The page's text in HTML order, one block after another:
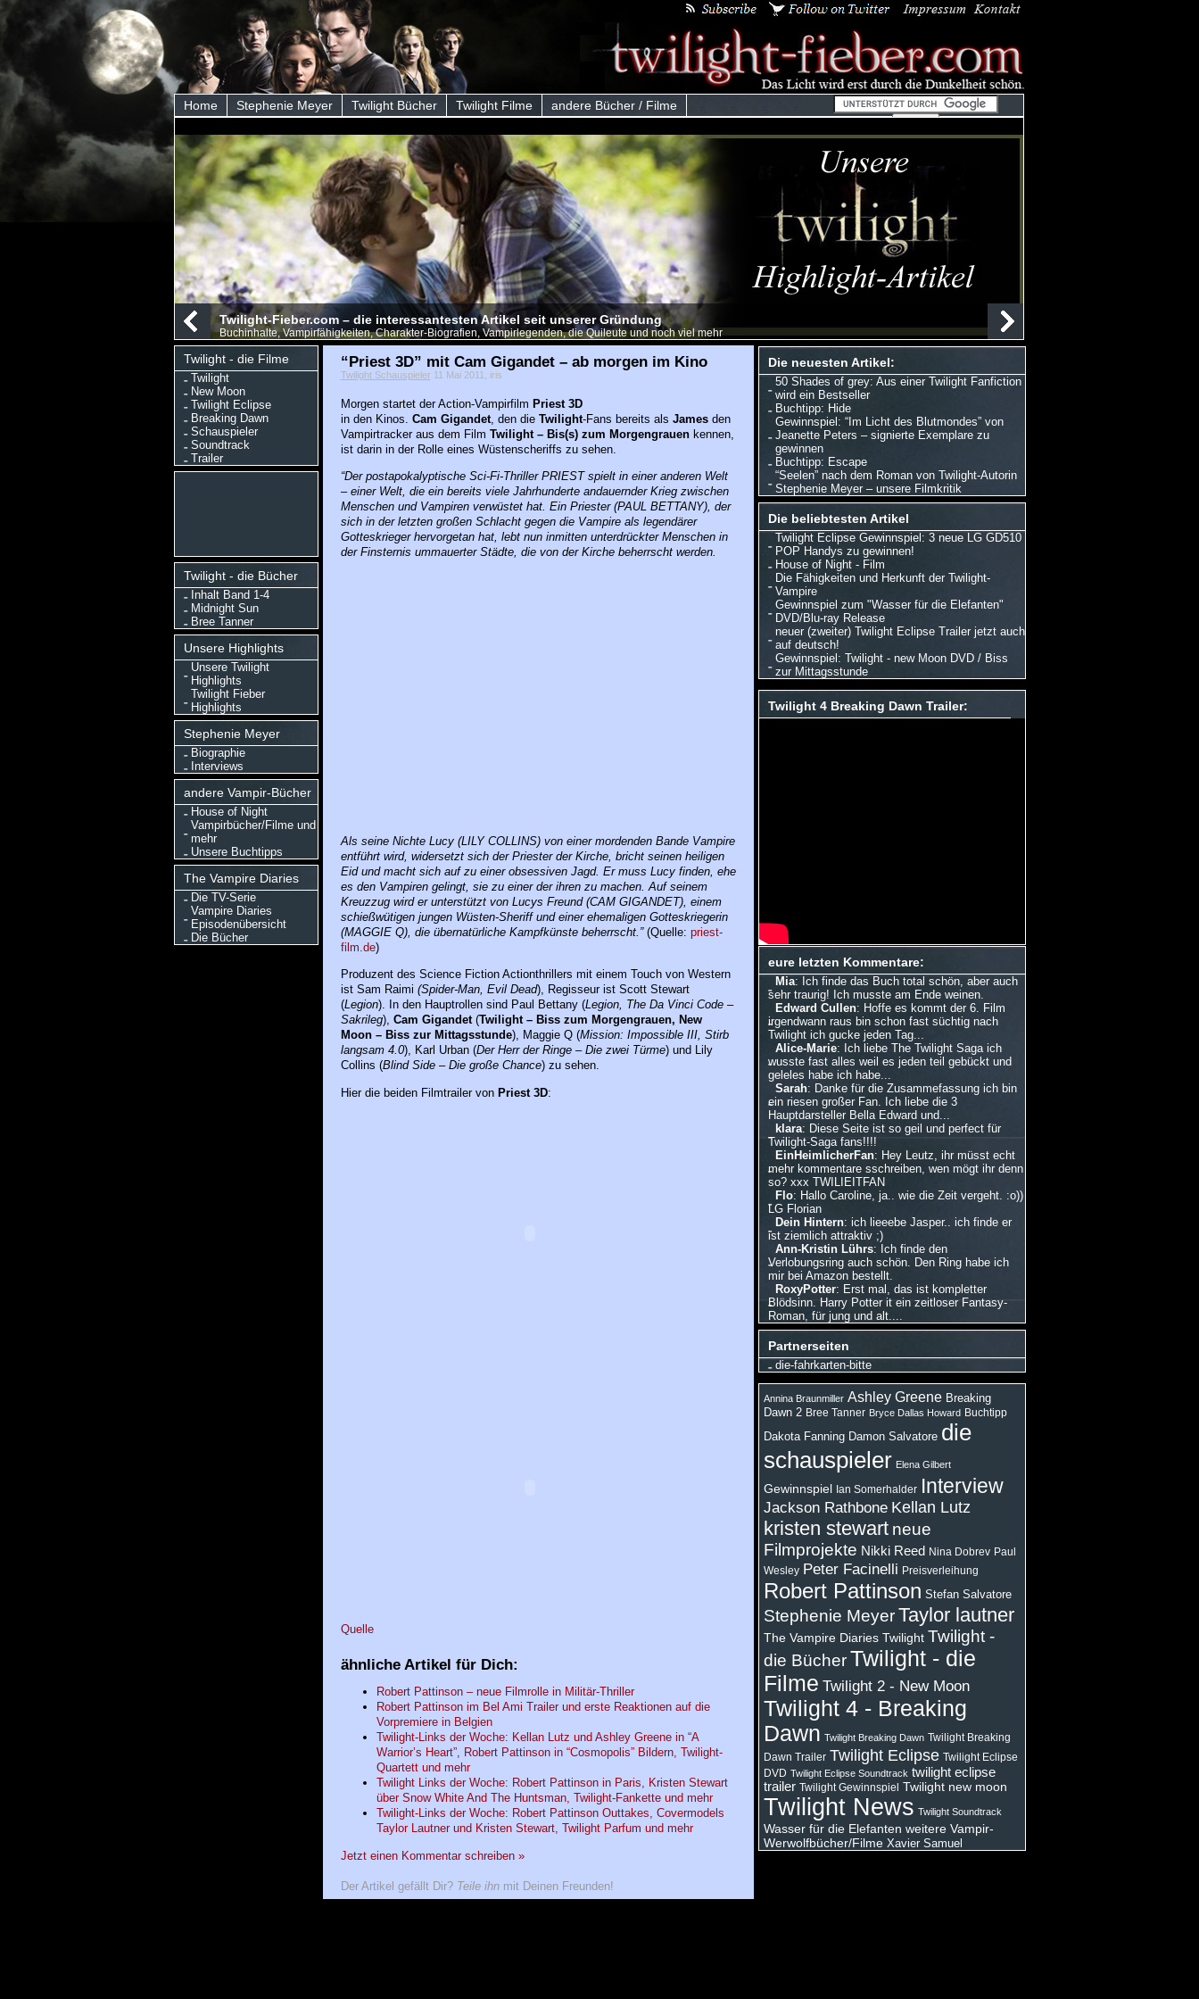
Home Stephenie Meyer Twilight Bücher Twilight Filme andere Bücher / Filme
Twilight-Fieber.com – die interessantesten Artikel seit unserer Gründung
Buchinhalte, Vampirfähigkeiten, Charakter-Biografien, Vampirlegenden, die Quileute und noch viel mehr
Twilight - die Filme
Twilight
New Moon
Twilight Eclipse
Breaking Dawn
Schauspieler
Soundtrack
Trailer
Twilight - die Bücher
Inhalt Band 1-4
Midnight Sun
Bree Tanner
Unsere Highlights
Unsere Twilight
Highlights
Twilight Fieber
Highlights
Stephenie Meyer
Biographie
Interviews
andere Vampir-Bücher
House of Night
Vampirbücher/Filme und
mehr
Unsere Buchtipps
The Vampire Diaries
Die TV-Serie
Vampire Diaries
Episodenübersicht
Die Bücher
“Priest 3D” mit Cam Gigandet – ab morgen im Kino
Twilight Schauspieler11 Mai 2011, iris
Morgen startet der Action-Vampirfilm Priest 3D
in den Kinos. Cam Gigandet, den die Twilight-Fans bereits als James den
Vampirtracker aus dem Film Twilight – Bis(s) zum Morgengrauenkennen,
ist darin in der Rolle eines Wüstenscheriffs zu sehen.
“Der postapokalyptische Sci-Fi-Thriller PRIEST spielt in einer anderen Welt
– einer Welt, die ein bereits viele Jahrhunderte andauernder Krieg zwischen
Menschen und Vampiren verwüstet hat. Ein Priester (PAUL BETTANY), der
sich in der letzten großen Schlacht gegen die Vampire als legendärer
Gotteskrieger hervorgetan hat, lebt nun inmitten unterdrückter Menschen in
der Finsternis ummauerter Städte, die von der Kirche beherrscht werden.
Als seine Nichte Lucy (LILY COLLINS) von einer mordenden Bande Vampire
entführt wird, widersetzt sich der Priester der Kirche, bricht seinen heiligen
Eid und macht sich auf zu einer obsessiven Jagd. Er muss Lucy finden, ehe
es den Vampiren gelingt, sie zu einer der ihren zu machen. Auf seinem
Kreuzzug wird er unterstützt von Lucys Freund (CAM GIGANDET), einem
schießwütigen jungen Wüsten-Sheriff und einer ehemaligen Gotteskriegerin
(MAGGIE Q), die übernatürliche Kampfkünste beherrscht.”(Quelle: priest-
film.de)
Produzent des Science Fiction Actionthrillers mit einem Touch von Western
ist Sam Raimi (Spider-Man, Evil Dead), Regisseur ist Scott Stewart
(Legion). In den Hauptrollen sind Paul Bettany (Legion, The Da Vinci Code –
Sakrileg), Cam Gigandet(Twilight – Biss zum Morgengrauen, New
Moon – Biss zur Mittagsstunde), Maggie Q (Mission: Impossible III, Stirb
langsam 4.0), Karl Urban (Der Herr der Ringe – Die zwei Türme) und Lily
Collins (Blind Side – Die große Chance) zu sehen.
Hier die beiden Filmtrailer von Priest 3D:
Quelle
ähnliche Artikel für Dich:
Robert Pattinson – neue Filmrolle in Militär-Thriller
Robert Pattinson im Bel Ami Trailer und erste Reaktionen auf die
Vorpremiere in Belgien
Twilight-Links der Woche: Kellan Lutz und Ashley Greene in “A
Warrior’s Heart”, Robert Pattinson in “Cosmopolis” Bildern, Twilight-
Quartett und mehr
Twilight Links der Woche: Robert Pattinson in Paris, Kristen Stewart
über Snow White And The Huntsman, Twilight-Fankette und mehr
Twilight-Links der Woche: Robert Pattinson Outtakes, Covermodels
Taylor Lautner und Kristen Stewart, Twilight Parfum und mehr
Jetzt einen Kommentar schreiben »
Der Artikel gefällt Dir? Teile ihnmit Deinen Freunden!
Die neuesten Artikel:
50 Shades of grey: Aus einer Twilight Fanfiction
wird ein Bestseller
Buchtipp: Hide
Gewinnspiel: “Im Licht des Blutmondes” von
Jeanette Peters – signierte Exemplare zu
gewinnen
Buchtipp: Escape
“Seelen” nach dem Roman von Twilight-Autorin
Stephenie Meyer – unsere Filmkritik
Die beliebtesten Artikel
Twilight Eclipse Gewinnspiel: 3 neue LG GD510
POP Handys zu gewinnen!
House of Night - Film
Die Fähigkeiten und Herkunft der Twilight-
Vampire
Gewinnspiel zum "Wasser für die Elefanten"
DVD/Blu-ray Release
neuer (zweiter) Twilight Eclipse Trailer jetzt auch
auf deutsch!
Gewinnspiel: Twilight - new Moon DVD / Biss
zur Mittagsstunde
Twilight 4 Breaking Dawn Trailer:
eure letzten Kommentare:
Mia: Ich finde das Buch total schön, aber auch
sehr traurig! Ich musste am Ende weinen.
Edward Cullen: Hoffe es kommt der 6. Film
irgendwann raus bin schon fast süchtig nach
Twilight ich gucke jeden Tag...
Alice-Marie: Ich liebe The Twilight Saga ich
wusste fast alles weil es jeden teil gebückt und
geleles habe ich habe...
Sarah: Danke für die Zusammefassung ich bin
ein riesen großer Fan. Ich liebe die 3
Hauptdarsteller Bella Edward und...
klara: Diese Seite ist so geil und perfect für
Twilight-Saga fans!!!!
EinHeimlicherFan: Hey Leutz, ihr müsst echt
mehr kommentare sschreiben, wen mögt ihr denn
so? xxx TWILIEITFAN
Flo: Hallo Caroline, ja.. wie die Zeit vergeht. :o))
LG Florian
Dein Hintern: ich lieeebe Jasper.. ich finde er
ist ziemlich attraktiv ;)
Ann-Kristin Lührs: Ich finde den
Verlobungsring auch schön. Den Ring habe ich
mir bei Amazon bestellt.
RoxyPotter: Erst mal, das ist kompletter
Blödsinn. Harry Potter it ein zeitloser Fantasy-
Roman, für jung und alt....
Partnerseiten
die-fahrkarten-bitte
Annina Braunmiller Ashley Greene Breaking
Dawn 2 Bree Tanner Bryce Dallas Howard Buchtipp
Dakota Fanning Damon Salvatore die
schauspieler Elena Gilbert
Gewinnspiel Ian Somerhalder Interview
Jackson Rathbone Kellan Lutz
kristen stewart neue
Filmprojekte Nikki Reed Nina Dobrev Paul
Wesley Peter Facinelli Preisverleihung
Robert Pattinson Stefan Salvatore
Stephenie Meyer Taylor lautner
The Vampire Diaries Twilight Twilight -
die Bücher Twilight - die
Filme Twilight 2 - New Moon
Twilight 4 - Breaking
Dawn Twilight Breaking Dawn Twilight Breaking
Dawn Trailer Twilight Eclipse Twilight Eclipse
DVD Twilight Eclipse Soundtrack twilight eclipse
trailer Twilight Gewinnspiel Twilight new moon
Twilight News Twilight Soundtrack
Wasser für die Elefanten weitere Vampir-
Werwolfbücher/Filme Xavier Samuel